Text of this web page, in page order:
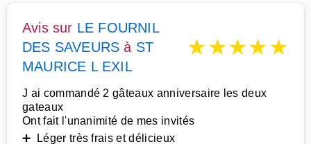
Avis sur LE FOURNIL
DES SAVEURS à ST
MAURICE L EXIL
★★★★★
J ai commandé 2 gâteaux anniversaire les deux
gateaux
Ont fait l'unanimité de mes invités
➕ Léger très frais et délicieux